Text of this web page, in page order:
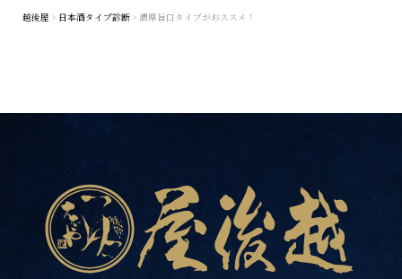
越後屋 > 日本酒タイプ診断 > 濃厚旨口タイプがおススメ！